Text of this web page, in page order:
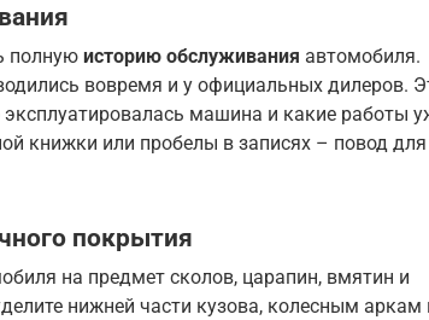
полную историю обслуживания автомобиля.
вовремя и у официальных дилеров.
машина и какие работы
книжки или пробелы в записях – повод для
покрытия
на предмет сколов, царапин, вмятин и
нижней части кузова, колесным аркам